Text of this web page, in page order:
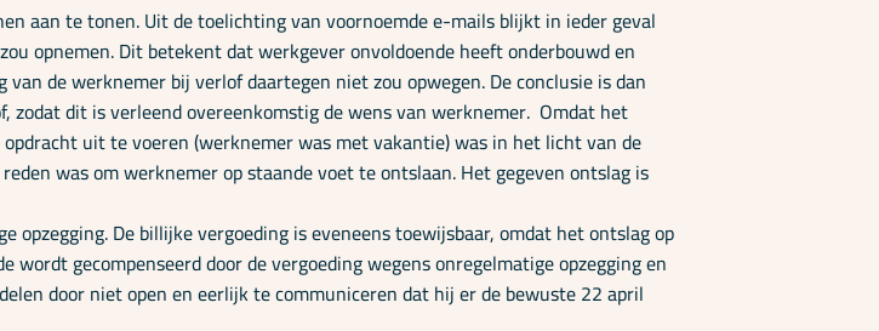
aan te tonen. Uit de toelichting van voornoemde e-mails blijkt in ieder geval
opnemen. Dit betekent dat werkgever onvoldoende heeft onderbouwd en
de werknemer bij verlof daartegen niet zou opwegen. De conclusie is dan
dit is verleend overeenkomstig de wens van werknemer. Omdat het
uit te voeren (werknemer was met vakantie) was in het licht van de
was om werknemer op staande voet te ontslaan. Het gegeven ontslag is
De billijke vergoeding is eveneens toewijsbaar, omdat het ontslag op
gecompenseerd door de vergoeding wegens onregelmatige opzegging en
door niet open en eerlijk te communiceren dat hij er de bewuste 22 april